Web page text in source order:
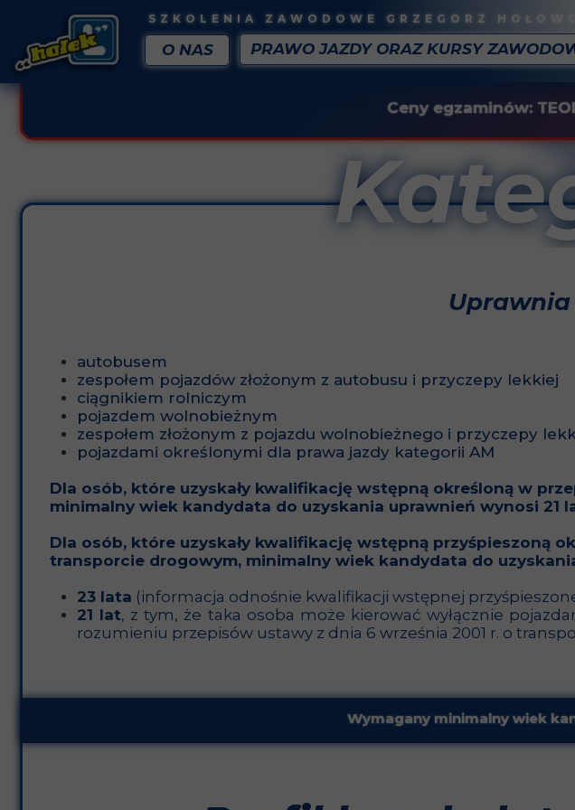
SZKOLENIA ZAWODOWE GRZEGORZ
O NAS PRAWO JAZDY ORAZ KURSY
Ceny egzaminów:
Wymagany minimalny wiek
autobusem
zespołem pojazdów złożonym z autobusu i przyczepy lekkiej
ciągnikiem rolniczym
pojazdem wolnobieżnym
zespołem złożonym z pojazdu wolnobieżnego i przyczepy
pojazdami określonymi dla prawa jazdy kategorii AM
Dla osób, które uzyskały kwalifikację wstępną określoną w
minimalny wiek kandydata do uzyskania uprawnień wynosi 21
Dla osób, które uzyskały kwalifikację wstępną przyśpieszoną
transporcie drogowym, minimalny wiek kandydata do
23 lata (informacja odnośnie kwalifikacji wstępnej przyśpieszonej
21 lat, z tym, że taka osoba może kierować wyłącznie
rozumieniu przepisów ustawy z dnia 6 września 2001 r. o